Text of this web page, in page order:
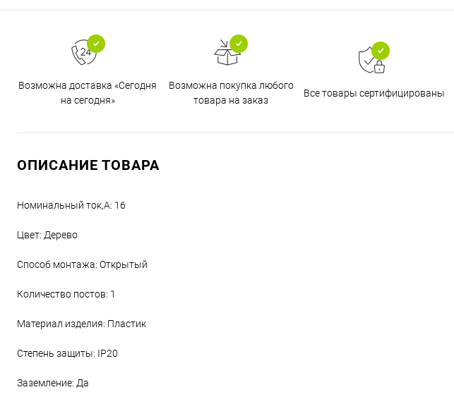
Возможна доставка «Сегодня
на сегодня»
Возможна покупка любого
товара на заказ
Все товары сертифицированы
ОПИСАНИЕ ТОВАРА
Номинальный ток,А: 16
Цвет: Дерево
Способ монтажа: Открытый
Количество постов: 1
Материал изделия: Пластик
Степень защиты: IP20
Заземление: Да